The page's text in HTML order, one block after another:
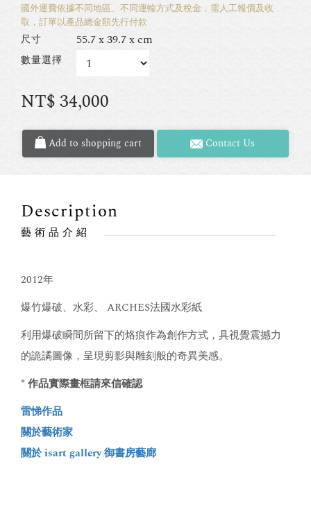
國外運費依據不同地區、不同運輸方式及稅金，需人工報價及收
取，訂單以產品總金額先行付款
尺寸 55.7 x 39.7 x cm
數量選擇
NT$34,000
Add to shopping cart Contact Us
Description
藝術品介紹
2012年
爆竹爆破、水彩、 ARCHES法國水彩紙
利用爆破瞬間所留下的烙痕作為創作方式，具視覺震撼力
的詭譎圖像，呈現剪影與雕刻般的奇異美感。
* 作品實際畫框請來信確認
雷悌作品
關於藝術家
關於 isart gallery 御書房藝廊